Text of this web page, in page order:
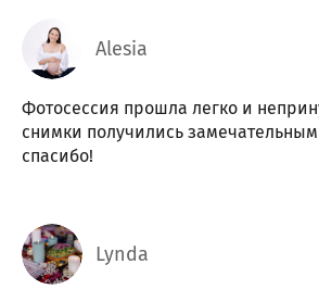
Alesia
Фотосессия прошла легко и
снимки получились
спасибо!
Lynda